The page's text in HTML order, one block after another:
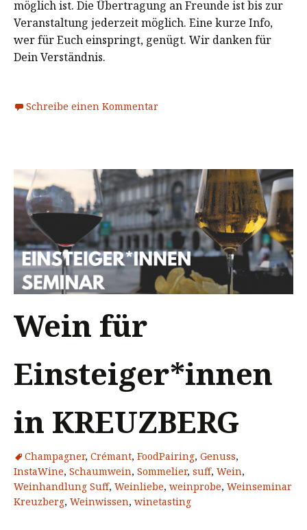
möglich ist. Die Übertragung an Freunde ist bis zur
Veranstaltung jederzeit möglich. Eine kurze Info,
wer für Euch einspringt, genügt. Wir danken für
Dein Verständnis.
Schreibe einen Kommentar
Wein für
Einsteiger*innen
in KREUZBERG
Champagner, Crémant, FoodPairing, Genuss,
InstaWine, Schaumwein, Sommelier, suff, Wein,
Weinhandlung Suff, Weinliebe, weinprobe, Weinseminar
Kreuzberg, Weinwissen, winetasting